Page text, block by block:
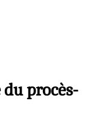
procès-